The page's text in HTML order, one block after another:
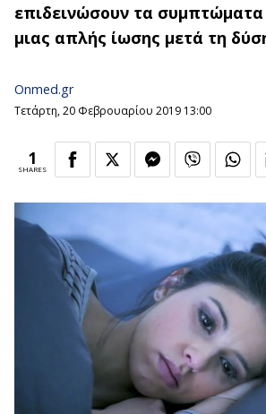
επιδεινώσουν τα συμπτώματα
μιας απλής ίωσης μετά τη
Onmed.gr
Τετάρτη, 20 Φεβρουαρίου 2019 13:00
1
SHARES